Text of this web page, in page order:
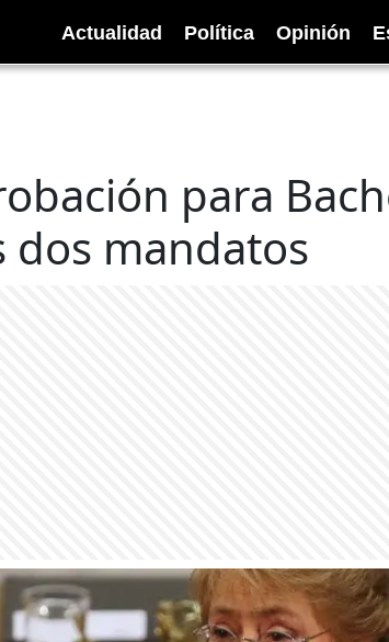
Actualidad Política Opinión
para
dos mandatos